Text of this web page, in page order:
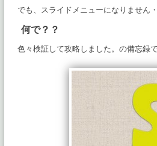
でも、スライドメニューになりません
何で？？
色々検証して攻略しました。の備忘録で